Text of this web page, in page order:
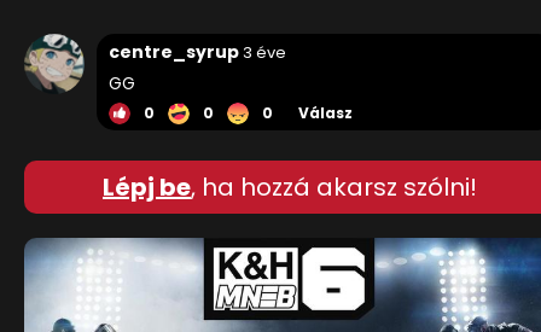
centre_syrup3 éve
GG
0 0 0 Válasz
Lépj be, ha hozzá akarsz szólni!